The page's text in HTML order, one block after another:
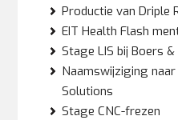
Productie van Driple
EIT Health Flash
Stage LIS bij Boers &
Naamswijziging
Solutions
Stage CNC-frezen